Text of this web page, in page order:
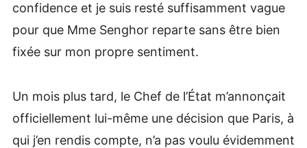
confidence et je suis resté suffisamment vague
pour que Mme Senghor reparte sans être bien
fixée sur mon propre sentiment.
Un mois plus tard, le Chef de l’État m’annonçait
officiellement lui-même une décision que Paris, à
qui j’en rendis compte, n’a pas voulu évidemment